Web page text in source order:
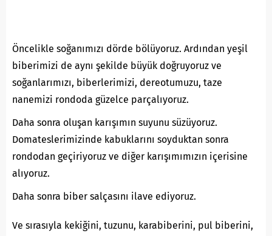
Öncelikle soğanımızı dörde bölüyoruz. Ardından yeşil
biberimizi de aynı şekilde büyük doğruyoruz ve
soğanlarımızı, biberlerimizi, dereotumuzu, taze
nanemizi rondoda güzelce parçalıyoruz.
Daha sonra oluşan karışımın suyunu süzüyoruz.
Domateslerimizinde kabuklarını soyduktan sonra
rondodan geçiriyoruz ve diğer karışımımızın içerisine
alıyoruz.
Daha sonra biber salçasını ilave ediyoruz.
Ve sırasıyla kekiğini, tuzunu, karabiberini, pul biberini,